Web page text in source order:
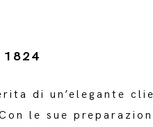
di un’elegante
le sue